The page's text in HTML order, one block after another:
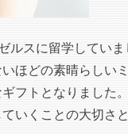
ルスに留学してい
ほどの素晴らしい
フトとなりました
いくことの大切さ